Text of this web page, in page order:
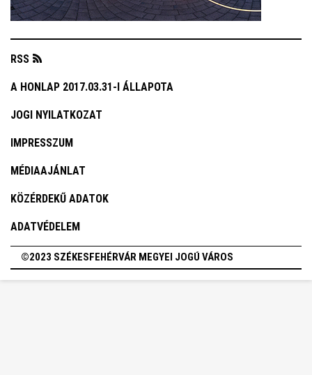
RSS
A HONLAP 2017.03.31-I ÁLLAPOTA
JOGI NYILATKOZAT
IMPRESSZUM
MÉDIAAJÁNLAT
KÖZÉRDEKŰ ADATOK
ADATVÉDELEM
©2023 SZÉKESFEHÉRVÁR MEGYEI JOGÚ VÁROS